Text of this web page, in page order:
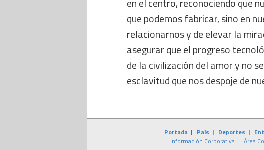
en el centro, reconociendo que
que podemos fabricar, sino en
relacionarnos y de elevar la
asegurar que el progreso
de la civilización del amor y no
esclavitud que nos despoje de
Portada| País | Deportes |
Información Corporativa | Área